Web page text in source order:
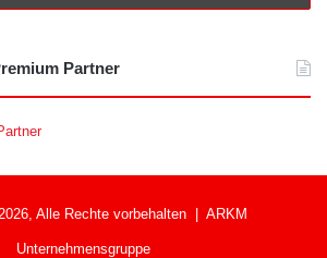
Partner
Alle Rechte vorbehalten | ARKM
Unternehmensgruppe